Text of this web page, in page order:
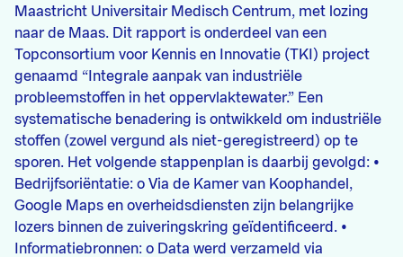
Maastricht Universitair Medisch Centrum, met lozing
naar de Maas. Dit rapport is onderdeel van een
Topconsortium voor Kennis en Innovatie (TKI) project
genaamd “Integrale aanpak van industriële
probleemstoffen in het oppervlaktewater.” Een
systematische benadering is ontwikkeld om industriële
stoffen (zowel vergund als niet-geregistreerd) op te
sporen. Het volgende stappenplan is daarbij gevolgd: •
Bedrijfsoriëntatie: o Via de Kamer van Koophandel,
Google Maps en overheidsdiensten zijn belangrijke
lozers binnen de zuiveringskring geïdentificeerd. •
Informatiebronnen: o Data werd verzameld via